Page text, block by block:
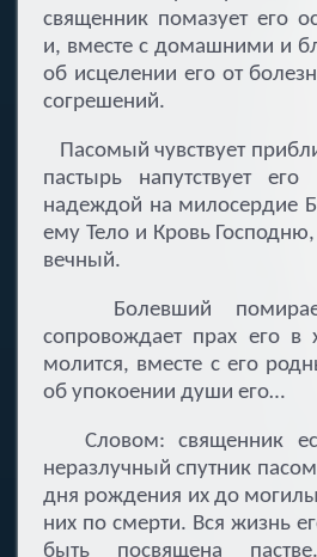
священник помазует его
и, вместе с домашними и
об исцелении его от
согрешений.
Пасомый чувствует
пастырь напутствует
надеждой на милосердие
ему Тело и Кровь
вечный.
Болевший
сопровождает прах его в
молится, вместе с его
об упокоении души его…
Словом: священник
неразлучный спутник
дня рождения их до
них по смерти. Вся жизнь
быть посвящена